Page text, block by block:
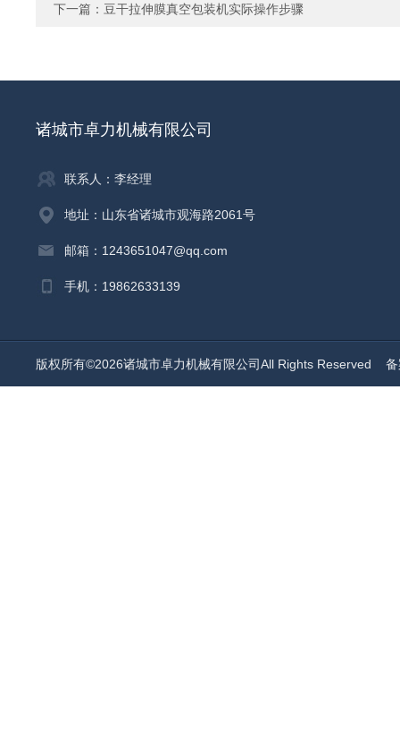
下一篇： 豆干拉伸膜真空包装机实际操作步骤
诸城市卓力机械有限公司
联系人：李经理
地址：山东省诸城市观海路2061号
邮箱：1243651047@qq.com
手机：19862633139
版权所有©2026诸城市卓力机械有限公司All Rights Reserved